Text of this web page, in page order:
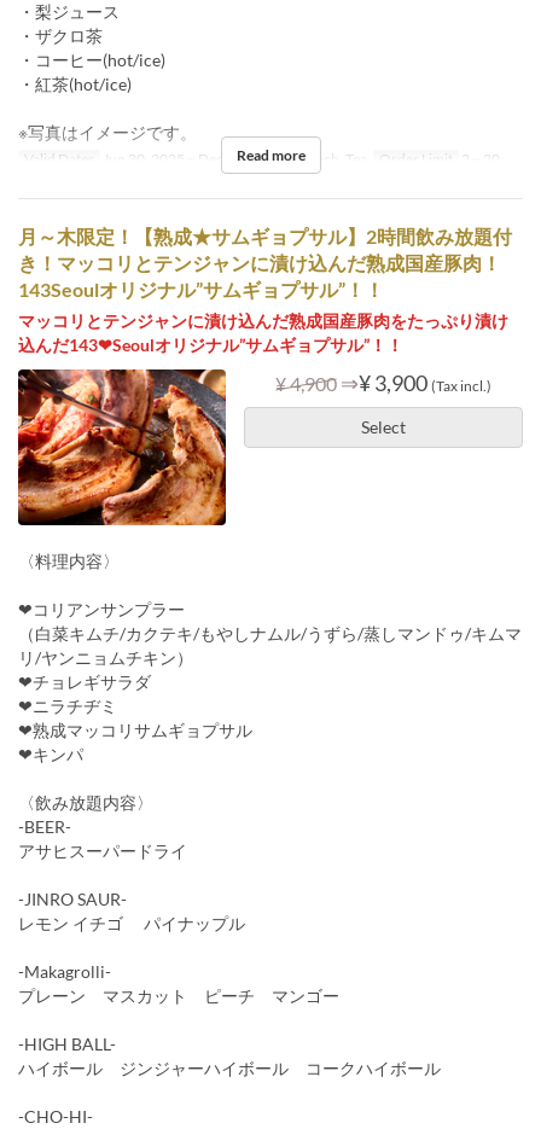
・梨ジュース
・ザクロ茶
・コーヒー(hot/ice)
・紅茶(hot/ice)
※写真はイメージです。
Valid Dates Jun 30, 2025 ~ Dec 31 Meals Lunch, Tea Order Limit 2 ~ 20
Read more
月～木限定！【熟成★サムギョプサル】2時間飲み放題付
き！マッコリとテンジャンに漬け込んだ熟成国産豚肉！
143Seoulオリジナル”サムギョプサル”！！
マッコリとテンジャンに漬け込んだ熟成国産豚肉をたっぷり漬け
込んだ143❤Seoulオリジナル”サムギョプサル”！！
¥ 4,900 ⇒¥ 3,900 (Tax incl.)
Select
〈料理内容〉
❤コリアンサンプラー
（白菜キムチ/カクテキ/もやしナムル/うずら/蒸しマンドゥ/キムマ
リ/ヤンニョムチキン）
❤チョレギサラダ
❤ニラチヂミ
❤熟成マッコリサムギョプサル
❤キンパ
〈飲み放題内容〉
-BEER-
アサヒスーパードライ
-JINRO SAUR-
レモン イチゴ パイナップル
-Makagrolli-
プレーン マスカット ピーチ マンゴー
-HIGH BALL-
ハイボール ジンジャーハイボール コークハイボール
-CHO-HI-